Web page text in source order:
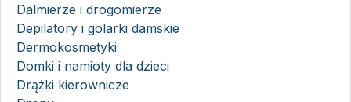
Dalmierze i drogomierze
Depilatory i golarki damskie
Dermokosmetyki
Domki i namioty dla dzieci
Drążki kierownicze